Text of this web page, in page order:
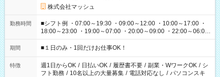
株式会社マッシュ
勤務時間
■シフト例 ・07:00～19:30 ・09:00～12:00 ・10:00～17:00 ・
18:00～23:00 ・19:00～07:00 ・20:00～09:00 ・22:00～06:00
etc ★最短で3時間で5,120円のお仕事から 15時間で2万円近く稼
げるお仕事も！ ご希望のお時間に合わせてご紹介！ ※シフトは
ください！
期間 ■１日のみ・1回だけお仕事OK！
特徴 週1日からOK / 日払いOK / 履歴書不要 / 副業・WワークOK / シ
フト勤務 / 10名以上の大量募集 / 電話対応なし / パソコンスキ